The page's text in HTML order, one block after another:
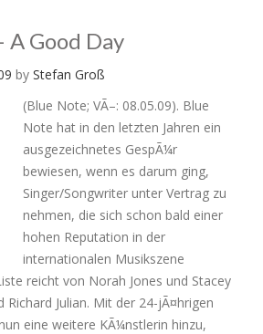
A Good Day
by Stefan Groß
(Blue Note; VÃ–: 08.05.09). Blue
Note hat in den letzten Jahren ein
ausgezeichnetes GespÃ¼r
bewiesen, wenn es darum ging,
Singer/Songwriter unter Vertrag zu
nehmen, die sich schon bald einer
hohen Reputation in der
internationalen Musikszene
reicht von Norah Jones und Stacey
Richard Julian. Mit der 24-jÃ¤hrigen
eine weitere KÃ¼nstlerin hinzu,